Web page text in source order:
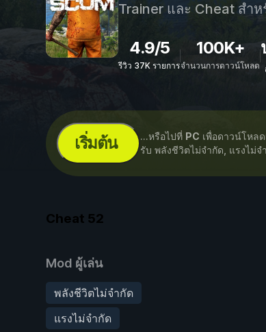
Trainer และ Cheat สำห
4.9/5
รีวิว 37K รายการ
100K+
จำนวนการดาวน์โหลด
เริ่มต้น ...หรือไปที่ PC เพื่อดาวน์โหล
รับ พลังชีวิตไม่จำกัด, แรงไม่จ
Cheat 52
Mod ผู้เล่น
พลังชีวิตไม่จำกัด
แรงไม่จำกัด